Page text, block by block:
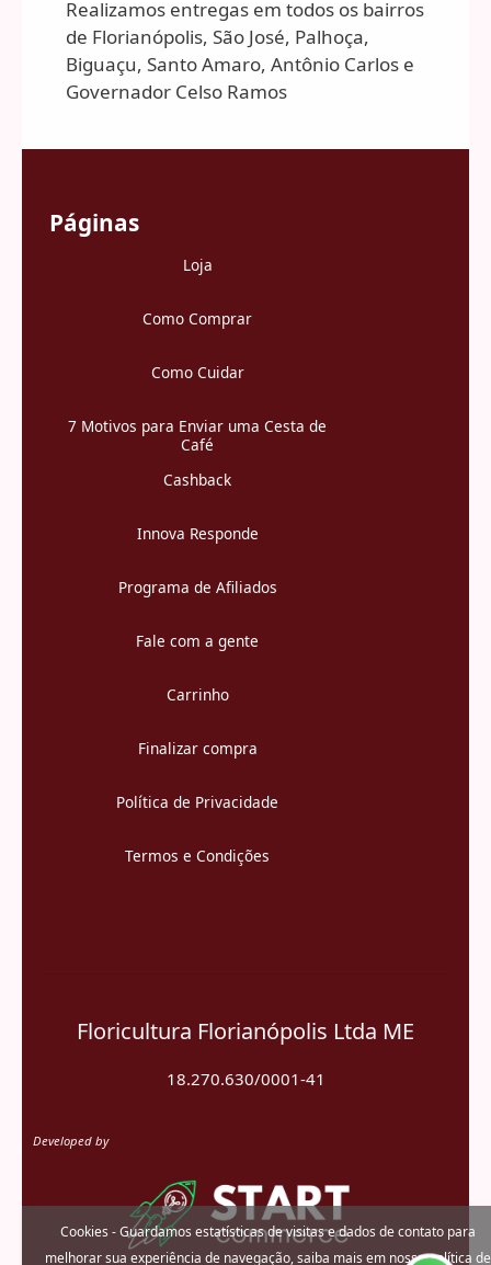
Realizamos entregas em todos os bairros
de Florianópolis, São José, Palhoça,
Biguaçu, Santo Amaro, Antônio Carlos e
Governador Celso Ramos
Páginas
Loja
Como Comprar
Como Cuidar
7 Motivos para Enviar uma Cesta de
Café
Cashback
Innova Responde
Programa de Afiliados
Fale com a gente
Carrinho
Finalizar compra
Política de Privacidade
Termos e Condições
Floricultura Florianópolis Ltda ME
18.270.630/0001-41
Developed by
Cookies - Guardamos estatísticas de visitas e dados de contato para
melhorar sua experiência de navegação, saiba mais em nossapolítica de